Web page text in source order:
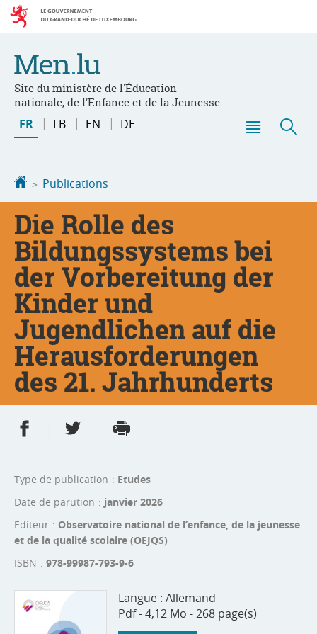
Aller
navigation
Aller
au
Site du ministère de l'Éducation
nationale, de l'Enfance et de la Jeunesse
Changer
de
FR LB EN DE
Accueil
Publications
Die Rolle des
Bildungssystems bei
der Vorbereitung der
Kinder und
Jugendlichen auf die
Herausforderungen
des 21. Jahrhunderts
Partager sur Facebook
Partager sur Twitter
Type de publication
Etudes
Date de parution
janvier 2026
Editeur
Observatoire national de l’enfance, de la jeunesse
et de la qualité scolaire (OEJQS)
ISBN
978-99987-793-9-6
Langue : Allemand
Pdf - 4,12 Mo - 268 page(s)